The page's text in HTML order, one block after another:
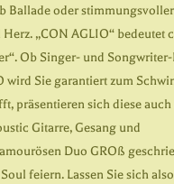
oder
„CON AGLIO“ bedeutet
Ob Singer- und
Sie garantiert zum
präsentieren sich diese
Gitarre, Gesang und
Duo GROß
feiern. Lassen Sie sich